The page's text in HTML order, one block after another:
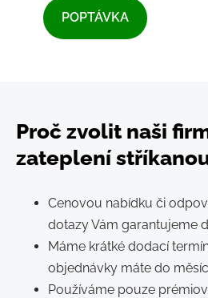
​POPTÁVKA​
Proč zvolit naši
zateplení
Cenovou nabídku či
dotazy Vám garantujeme
Máme krátké dodací
objednávky máte do
Používáme pouze